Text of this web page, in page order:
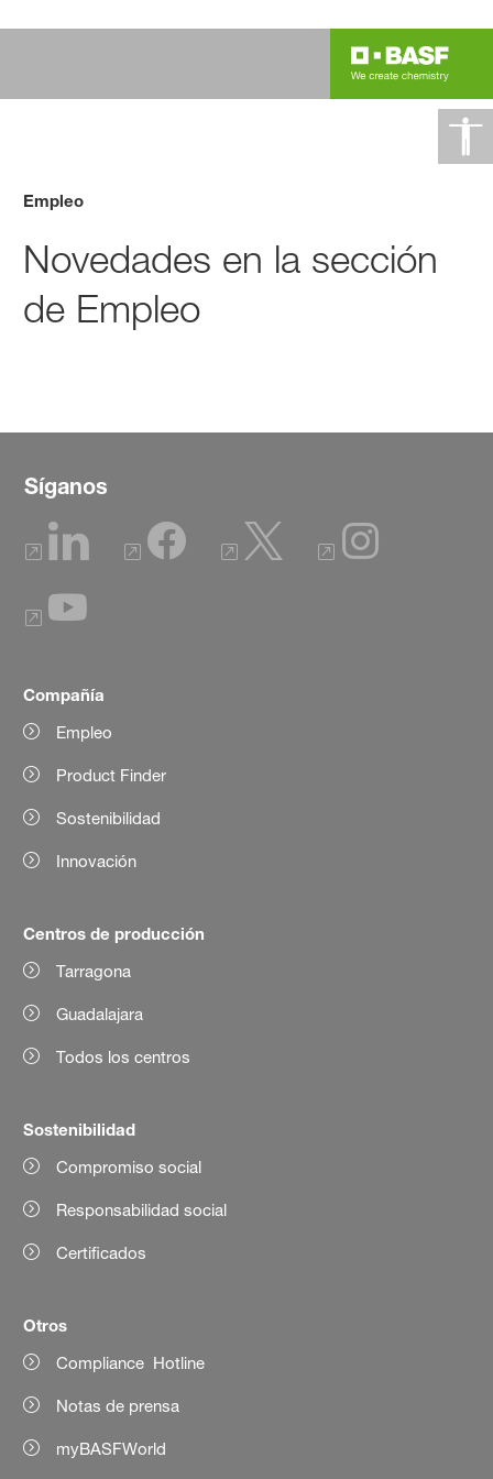
Empleo
Novedades en la sección
de Empleo
Síganos
Compañía
Empleo
Product Finder
Sostenibilidad
Innovación
Centros de producción
Tarragona
Guadalajara
Todos los centros
Sostenibilidad
Compromiso social
Responsabilidad social
Certificados
Otros
Compliance Hotline
Notas de prensa
myBASFWorld